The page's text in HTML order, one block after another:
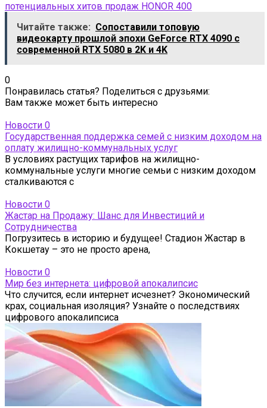
потенциальных хитов продаж HONOR 400
Читайте также: Сопоставили топовую
видеокарту прошлой эпохи GeForce RTX 4090 с
современной RTX 5080 в 2K и 4K
0
Понравилась статья? Поделиться с друзьями:
Вам также может быть интересно
Новости 0
Государственная поддержка семей с низким доходом на
оплату жилищно-коммунальных услуг
В условиях растущих тарифов на жилищно-
коммунальные услуги многие семьи с низким доходом
сталкиваются с
Новости 0
Жастар на Продажу: Шанс для Инвестиций и
Сотрудничества
Погрузитесь в историю и будущее! Стадион Жастар в
Кокшетау – это не просто арена,
Новости 0
Мир без интернета: цифровой апокалипсис
Что случится, если интернет исчезнет? Экономический
крах, социальная изоляция? Узнайте о последствиях
цифрового апокалипсиса